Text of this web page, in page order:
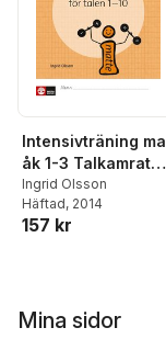
Intensivträning ma
åk 1-3 Talkamrater
1-10 Elevhäfte
Ingrid Olsson
Häftad, 2014
157 kr
Mina sidor